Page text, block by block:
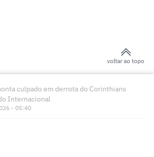
cobra melhora no gramado
Arena após eliminação
decisiva em